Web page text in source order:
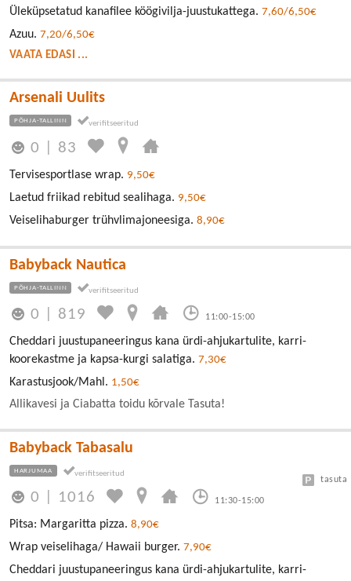
Üleküpsetatud kanafilee köögivilja-juustukattega. 7,60/6,50€
Azuu. 7,20/6,50€
VAATA EDASI ...
Arsenali Uulits
PÕHJA-TALLINN
0 83
Tervisesportlase wrap. 9,50€
Laetud friikad rebitud sealihaga. 9,50€
Veiselihaburger trühvlimajoneesiga. 8,90€
Babyback Nautica
PÕHJA-TALLINN
0 819 11:00-15:00
Cheddari juustupaneeringus kana ürdi-ahjukartulite, karri-
koorekastme ja kapsa-kurgi salatiga. 7,30€
Karastusjook/Mahl. 1,50€
Allikavesi ja Ciabatta toidu kõrvale Tasuta!
Babyback Tabasalu
HARJUMAA
0 1016 11:30-15:00
tasuta
Pitsa: Margaritta pizza. 8,90€
Wrap veiselihaga/ Hawaii burger. 7,90€
Cheddari juustupaneeringus kana ürdi-ahjukartulite, karri-